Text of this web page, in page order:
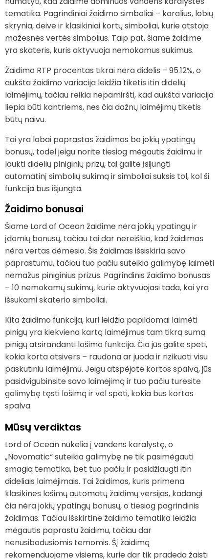
tematika. Pagrindiniai žaidimo simboliai – karalius, lobių
skrynia, deivė ir klasikiniai kortų simboliai, kurie atstoja
mažesnės vertės simbolius. Taip pat, šiame žaidime
yra skateris, kuris aktyvuoja nemokamus sukimus.
Žaidimo RTP procentas tikrai nėra didelis – 95.12%, o
aukšta žaidimo variacija leidžia tikėtis itin didelių
laimėjimų, tačiau reikia nepamiršti, kad aukšta variacija
liepia būti kantriems, nes čia dažnų laimėjimų tikėtis
būtų naivu.
Tai yra labai paprastas žaidimas be jokių ypatingų
bonusų, todėl jeigu norite tiesiog mėgautis žaidimu ir
laukti didelių piniginių prizų, tai galite įsijungti
automatinį simbolių sukimą ir simboliai suksis tol, kol ši
funkcija bus išjungta.
Žaidimo bonusai
Šiame Lord of Ocean žaidime nėra jokių ypatingų ir
įdomių bonusų, tačiau tai dar nereiškia, kad žaidimas
nėra vertas dėmesio. Šis žaidimas išsiskiria savo
paprastumu, tačiau tuo pačiu suteikia galimybę laimėti
nemažus piniginius prizus. Pagrindinis žaidimo bonusas
– 10 nemokamų sukimų, kurie aktyvuojasi tada, kai yra
išsukami skaterio simboliai.
Kita žaidimo funkcija, kuri leidžia papildomai laimėti
pinigų yra kiekviena kartą laimėjimus tam tikrą sumą
pinigų atsirandanti lošimo funkcija. Čia jūs galite spėti,
kokia korta atsivers – raudona ar juoda ir rizikuoti visu
paskutiniu laimėjimu. Jeigu atspėjote kortos spalvą, jūs
pasidvigubinsite savo laimėjimą ir tuo pačiu turėsite
galimybę tęsti lošimą ir vėl spėti, kokia bus kortos
spalva.
Mūsų verdiktas
Lord of Ocean nukelia į vandens karalystę, o
„Novomatic“ suteikia galimybę ne tik pasimėgauti
smagia tematika, bet tuo pačiu ir pasidžiaugti itin
dideliais laimėjimais. Tai žaidimas, kuris primena
klasikines lošimų automatų žaidimų versijas, kadangi
čia nėra jokių ypatingų bonusų, o tiesiog pagrindinis
žaidimas. Tačiau išskirtinė žaidimo tematika leidžia
mėgautis paprastu žaidimu, tačiau dar
nenusibodusiomis temomis. Šį žaidimą
rekomenduojame visiems, kurie dar tik pradeda žaisti